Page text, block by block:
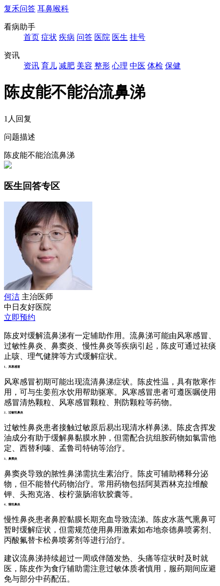
复禾问答 耳鼻喉科
看病助手
首页 症状 疾病 问答 医院 医生 挂号
资讯
资讯 育儿 减肥 美容 整形 心理 中医 体检 保健
陈皮能不能治流鼻涕
1人回复
问题描述
陈皮能不能治流鼻涕
医生回答专区
何洁 主治医师
中日友好医院
立即预约
陈皮对缓解流鼻涕有一定辅助作用。流鼻涕可能由风寒感冒、
过敏性鼻炎、鼻窦炎、慢性鼻炎等疾病引起，陈皮可通过祛痰
止咳、理气健脾等方式缓解症状。
1、风寒感冒
风寒感冒初期可能出现流清鼻涕症状。陈皮性温，具有散寒作
用，可与生姜煎水饮用帮助驱寒。风寒感冒患者可遵医嘱使用
感冒清热颗粒、风寒感冒颗粒、荆防颗粒等药物。
2、过敏性鼻炎
过敏性鼻炎患者接触过敏原后易出现清水样鼻涕。陈皮含挥发
油成分有助于缓解鼻黏膜水肿，但需配合抗组胺药物如氯雷他
定、西替利嗪、孟鲁司特钠等治疗。
3、鼻窦炎
鼻窦炎导致的脓性鼻涕需抗生素治疗。陈皮可辅助稀释分泌
物，但不能替代药物治疗。常用药物包括阿莫西林克拉维酸
钾、头孢克洛、桉柠蒎肠溶软胶囊等。
4、慢性鼻炎
慢性鼻炎患者鼻腔黏膜长期充血导致流涕。陈皮水蒸气熏鼻可
暂时缓解症状，但需规范使用鼻用激素如布地奈德鼻喷雾剂、
丙酸氟替卡松鼻喷雾剂等进行治疗。
建议流鼻涕持续超过一周或伴随发热、头痛等症状时及时就
医，陈皮作为食疗辅助需注意过敏体质者慎用，服药期间应避
免与部分中药配伍。